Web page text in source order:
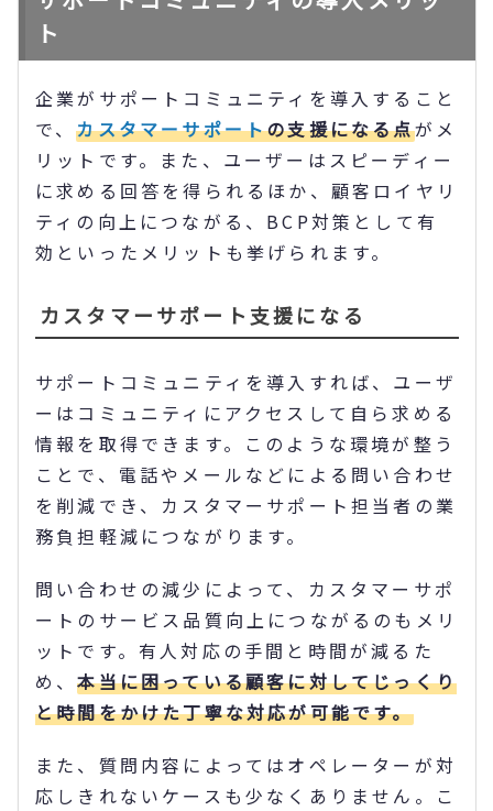
ト
企業がサポートコミュニティを導入すること
で、カスタマーサポートの支援になる点がメ
リットです。また、ユーザーはスピーディー
に求める回答を得られるほか、顧客ロイヤリ
ティの向上につながる、BCP対策として有
効といったメリットも挙げられます。
カスタマーサポート支援になる
サポートコミュニティを導入すれば、ユーザ
ーはコミュニティにアクセスして自ら求める
情報を取得できます。このような環境が整う
ことで、電話やメールなどによる問い合わせ
を削減でき、カスタマーサポート担当者の業
務負担軽減につながります。
問い合わせの減少によって、カスタマーサポ
ートのサービス品質向上につながるのもメリ
ットです。有人対応の手間と時間が減るた
め、本当に困っている顧客に対してじっくり
と時間をかけた丁寧な対応が可能です。
また、質問内容によってはオペレーターが対
応しきれないケースも少なくありません。こ